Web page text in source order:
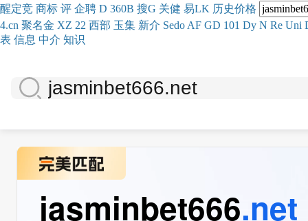
醒定竞 商标 评 企聘 D 360B 搜G 关健 易LK 历史价格
4.cn 聚名金 XZ 22 西部 玉集 新介 Sedo AF GD 101 Dy N Re Uni
表 信息 中介 知识